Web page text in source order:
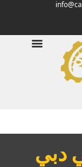
دبي‏